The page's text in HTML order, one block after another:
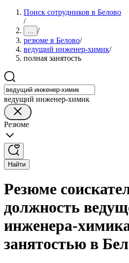
Поиск сотрудников в Белово
/
... /
резюме в Белово/
ведущий инженер-химик/
полная занятость
ведущий инженер-химик
Резюме
Найти
Резюме
должность
инженера-
занятостью в